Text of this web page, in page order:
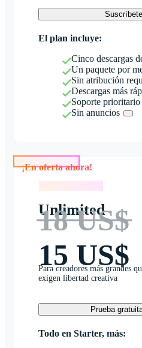
El plan incluye:
Cinco descargas
Un paquete por
Sin atribución
Descargas más
Soporte prioritario
Sin anuncios
Unlimited
18 US$
15 US$
Para creadores más grandes
exigen libertad creativa
Prueba
Todo en Starter, más: